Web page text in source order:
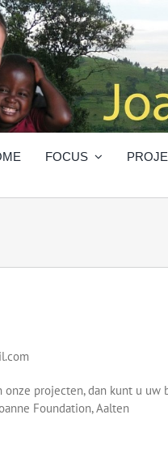
FOCUS
projecten, dan kunt u uw
Foundation, Aalten